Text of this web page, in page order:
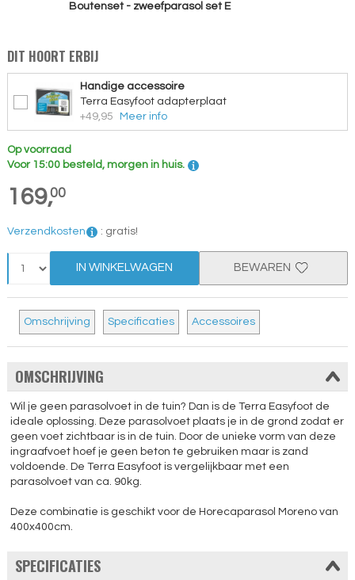
Boutenset - zweefparasol set E
DIT HOORT ERBIJ
Handige accessoire
Terra Easyfoot adapterplaat
+49,95
Meer info
Op voorraad
Voor 15:00 besteld, morgen in huis.
169,00
Verzendkosten : gratis!
IN WINKELWAGEN BEWAREN
Omschrijving Specificaties Accessoires
OMSCHRIJVING
Wil je geen parasolvoet in de tuin? Dan is de Terra Easyfoot de
ideale oplossing. Deze parasolvoet plaats je in de grond zodat er
geen voet zichtbaar is in de tuin. Door de unieke vorm van deze
ingraafvoet hoef je geen beton te gebruiken maar is zand
voldoende. De Terra Easyfoot is vergelijkbaar met een
parasolvoet van ca. 90kg.
Deze combinatie is geschikt voor de Horecaparasol Moreno van
400x400cm.
SPECIFICATIES